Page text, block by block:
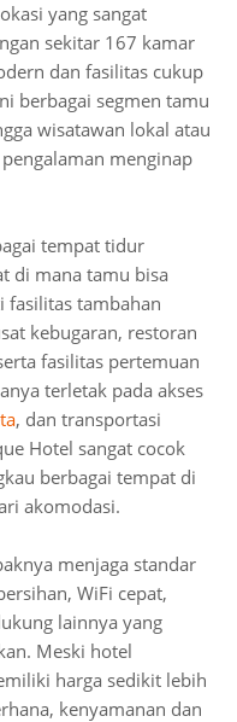
yang sangat
sekitar 167 kamar
dan fasilitas cukup
berbagai segmen tamu
wisatawan lokal atau
menginap
tempat tidur
di mana tamu bisa
fasilitas tambahan
kebugaran, restoran
fasilitas pertemuan
terletak pada akses
, dan transportasi
Hotel sangat cocok
berbagai tempat di
akomodasi.
menjaga standar
WiFi cepat,
lainnya yang
Meski hotel
harga sedikit lebih
kenyamanan dan